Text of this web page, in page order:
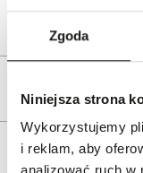
Zgoda
Niniejsza strona
Wykorzystujemy
i reklam, aby
Wysyłka